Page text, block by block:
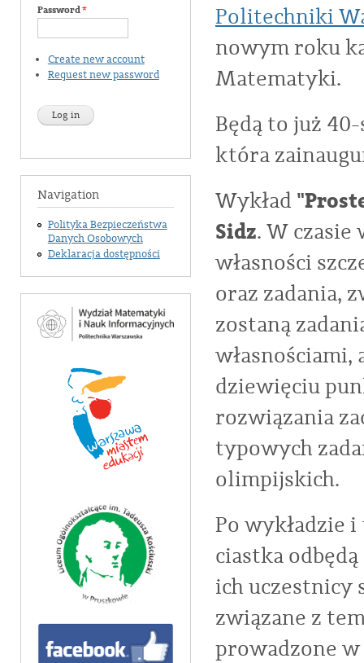
Password*
Create new account
Request new password
Navigation
Polityka Bezpieczeństwa
Danych Osobowych
Deklaracja dostępności
Politechniki
nowym roku
Matematyki.
Będą to już
która
Wykład
Sidz. W
własności
oraz zadania,
zostaną
własnościami,
dziewięciu
rozwiązania
typowych
olimpijskich.
Po wykładzie
ciastka
ich uczestnicy
związane z
prowadzone